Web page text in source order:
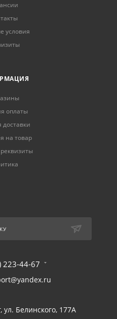
условия
оплаты
доставки
на товар
223-44-67
ул. Белинского, 177А